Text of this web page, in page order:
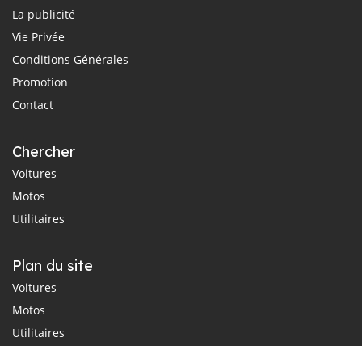
La publicité
Vie Privée
Conditions Générales
Promotion
Contact
Chercher
Voitures
Motos
Utilitaires
Plan du site
Voitures
Motos
Utilitaires